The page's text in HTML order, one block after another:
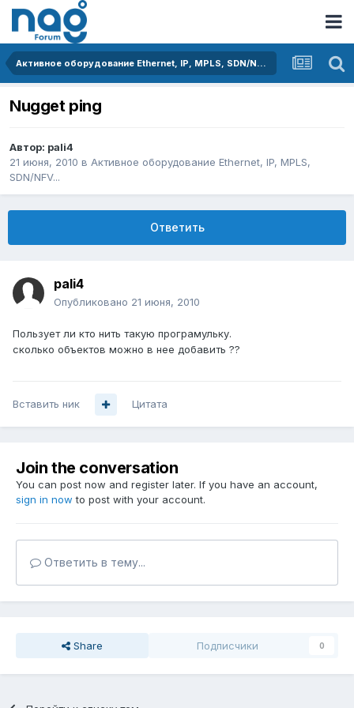
Активное оборудование Ethernet, IP, MPLS, SDN/NFV...
Nugget ping
Автор: pali4
21 июня, 2010 в Активное оборудование Ethernet, IP, MPLS,
SDN/NFV...
Ответить
pali4
Опубликовано 21 июня, 2010
Пользует ли кто нить такую програмульку.
сколько объектов можно в нее добавить ??
Вставить ник Цитата
Join the conversation
You can post now and register later. If you have an account,
sign in now to post with your account.
Ответить в тему...
Share Подписчики 0